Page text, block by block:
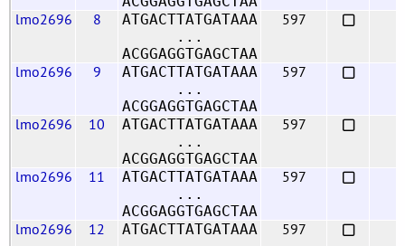
lmo2696 8
ATGACTTATGATAAA
...
ACGGAGGTGAGCTAA
597
lmo2696 9
ATGACTTATGATAAA
...
ACGGAGGTGAGCTAA
597
lmo2696 10
ATGACTTATGATAAA
...
ACGGAGGTGAGCTAA
597
lmo2696 11
ATGACTTATGATAAA
...
ACGGAGGTGAGCTAA
597
lmo2696 12
ATGACTTATGATAAA
597